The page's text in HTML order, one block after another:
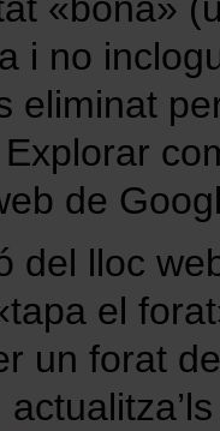
i no
eliminat
Explorar
de
del lloc
el
un forat